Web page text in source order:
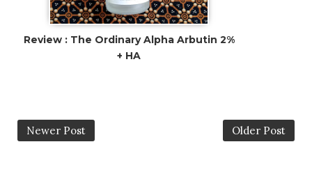
Review : The Ordinary Alpha Arbutin 2%
+ HA
Newer Post Older Post